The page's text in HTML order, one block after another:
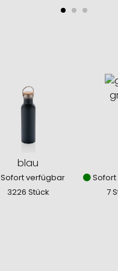
blau
Sofort verfügbar
3226 Stück
7